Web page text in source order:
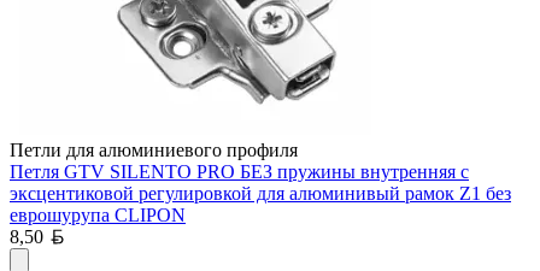
Петли для алюминиевого профиля
Петля GTV SILENTO PRO БЕЗ пружины внутренняя с
эксцентиковой регулировкой для алюминивый рамок Z1 без
еврошурупа CLIPON
8,50